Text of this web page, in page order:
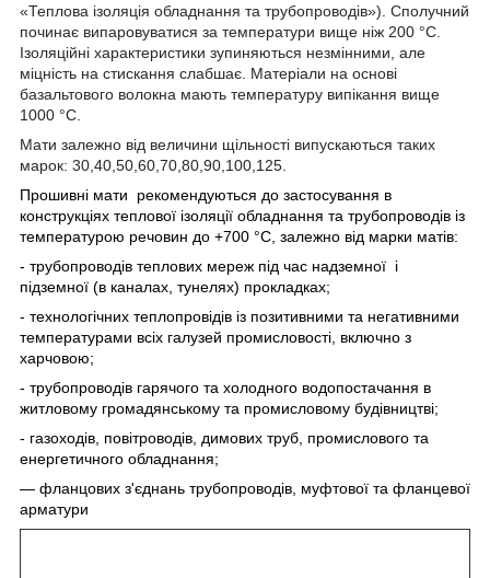
«Теплова ізоляція обладнання та трубопроводів»). Сполучний
починає випаровуватися за температури вище ніж 200 °C.
Ізоляційні характеристики зупиняються незмінними, але
міцність на стискання слабшає. Матеріали на основі
базальтового волокна мають температуру випікання вище
1000 °C.
Мати залежно від величини щільності випускаються таких
марок: 30,40,50,60,70,80,90,100,125.
Прошивні мати рекомендуються до застосування в
конструкціях теплової ізоляції обладнання та трубопроводів із
температурою речовин до +700 °C, залежно від марки матів:
- трубопроводів теплових мереж під час надземної і
підземної (в каналах, тунелях) прокладках;
- технологічних теплопровідів із позитивними та негативними
температурами всіх галузей промисловості, включно з
харчовою;
- трубопроводів гарячого та холодного водопостачання в
житловому громадянському та промисловому будівництві;
- газоходів, повітроводів, димових труб, промислового та
енергетичного обладнання;
— фланцових з'єднань трубопроводів, муфтової та фланцевої
арматури